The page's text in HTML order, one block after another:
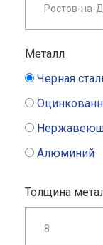
Металл
Черная
Алюминий
Толщина